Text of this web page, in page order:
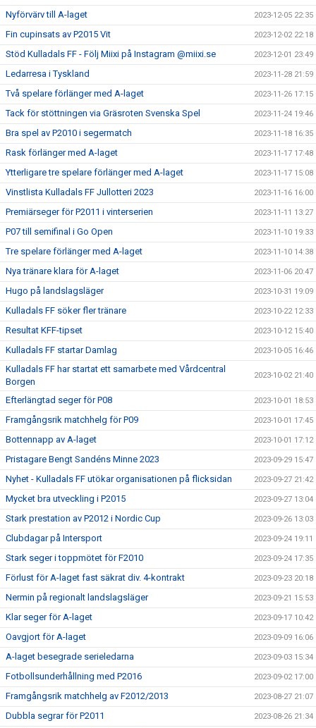
Nyförvärv till A-laget 2023-12-05 22:35
Fin cupinsats av P2015 Vit 2023-12-02 22:18
Stöd Kulladals FF - Följ Miixi på Instagram @miixi.se 2023-12-01 23:49
Ledarresa i Tyskland 2023-11-28 21:59
Två spelare förlänger med A-laget 2023-11-26 17:15
Tack för stöttningen via Gräsroten Svenska Spel 2023-11-24 19:46
Bra spel av P2010 i segermatch 2023-11-18 16:35
Rask förlänger med A-laget 2023-11-17 17:48
Ytterligare tre spelare förlänger med A-laget 2023-11-17 15:08
Vinstlista Kulladals FF Jullotteri 2023 2023-11-16 16:00
Premiärseger för P2011 i vinterserien 2023-11-11 13:27
P07 till semifinal i Go Open 2023-11-10 19:33
Tre spelare förlänger med A-laget 2023-11-10 14:38
Nya tränare klara för A-laget 2023-11-06 20:47
Hugo på landslagsläger 2023-10-31 19:09
Kulladals FF söker fler tränare 2023-10-22 12:33
Resultat KFF-tipset 2023-10-12 15:40
Kulladals FF startar Damlag 2023-10-05 16:46
Kulladals FF har startat ett samarbete med Vårdcentral
Borgen
2023-10-02 21:40
Efterlängtad seger för P08 2023-10-01 18:53
Framgångsrik matchhelg för P09 2023-10-01 17:45
Bottennapp av A-laget 2023-10-01 17:12
Pristagare Bengt Sandéns Minne 2023 2023-09-29 15:47
Nyhet - Kulladals FF utökar organisationen på flicksidan 2023-09-27 21:42
Mycket bra utveckling i P2015 2023-09-27 13:04
Stark prestation av P2012 i Nordic Cup 2023-09-26 13:03
Clubdagar på Intersport 2023-09-24 19:11
Stark seger i toppmötet för F2010 2023-09-24 17:35
Förlust för A-laget fast säkrat div. 4-kontrakt 2023-09-23 20:18
Nermin på regionalt landslagsläger 2023-09-21 15:53
Klar seger för A-laget 2023-09-17 10:42
Oavgjort för A-laget 2023-09-09 16:06
A-laget besegrade serieledarna 2023-09-03 15:34
Fotbollsunderhållning med P2016 2023-09-02 17:00
Framgångsrik matchhelg av F2012/2013 2023-08-27 21:07
Dubbla segrar för P2011 2023-08-26 21:34